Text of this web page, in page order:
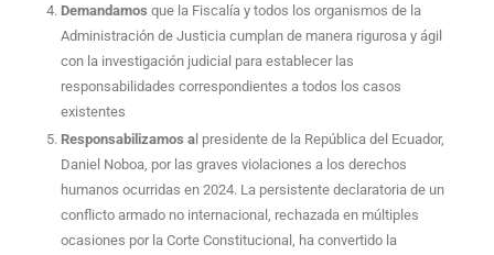
Demandamos que la Fiscalía y todos los organismos de la
Administración de Justicia cumplan de manera rigurosa y ágil
con la investigación judicial para establecer las
responsabilidades correspondientes a todos los casos
existentes
Responsabilizamos a l presidente de la República del Ecuador,
Daniel Noboa, por las graves violaciones a los derechos
humanos ocurridas en 2024. La persistente declaratoria de un
conflicto armado no internacional, rechazada en múltiples
ocasiones por la Corte Constitucional, ha convertido la